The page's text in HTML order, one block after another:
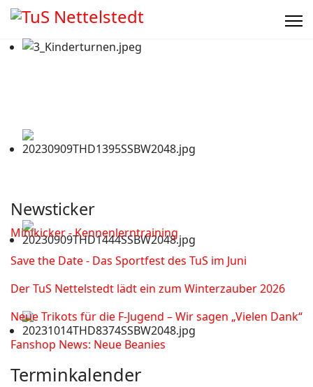
Newsticker
Minikicker - Kennenlerntraining
Save the Date - Das Sportfest des TuS im Juni
Der TuS Nettelstedt lädt ein zum Winterzauber 2026
Neue Trikots für die F-Jugend – Wir sagen „Vielen Dank“
Fanshop News: Neue Beanies
Terminkalender